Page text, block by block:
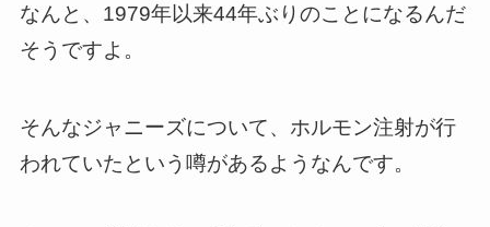
なんと、1979年以来44年ぶりのことになるんだ
そうですよ。
そんなジャニーズについて、ホルモン注射が行
われていたという噂があるようなんです。